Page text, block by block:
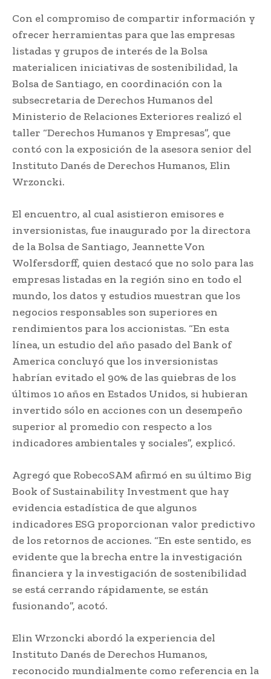
Con el compromiso de compartir información y
ofrecer herramientas para que las empresas
listadas y grupos de interés de la Bolsa
materialicen iniciativas de sostenibilidad, la
Bolsa de Santiago, en coordinación con la
subsecretaria de Derechos Humanos del
Ministerio de Relaciones Exteriores realizó el
taller “Derechos Humanos y Empresas”, que
contó con la exposición de la asesora senior del
Instituto Danés de Derechos Humanos, Elin
Wrzoncki.
El encuentro, al cual asistieron emisores e
inversionistas, fue inaugurado por la directora
de la Bolsa de Santiago, Jeannette Von
Wolfersdorff, quien destacó que no solo para las
empresas listadas en la región sino en todo el
mundo, los datos y estudios muestran que los
negocios responsables son superiores en
rendimientos para los accionistas. “En esta
línea, un estudio del año pasado del Bank of
America concluyó que los inversionistas
habrían evitado el 90% de las quiebras de los
últimos 10 años en Estados Unidos, si hubieran
invertido sólo en acciones con un desempeño
superior al promedio con respecto a los
indicadores ambientales y sociales”, explicó.
Agregó que RobecoSAM afirmó en su último Big
Book of Sustainability Investment que hay
evidencia estadística de que algunos
indicadores ESG proporcionan valor predictivo
de los retornos de acciones. “En este sentido, es
evidente que la brecha entre la investigación
financiera y la investigación de sostenibilidad
se está cerrando rápidamente, se están
fusionando”, acotó.
Elin Wrzoncki abordó la experiencia del
Instituto Danés de Derechos Humanos,
reconocido mundialmente como referencia en la